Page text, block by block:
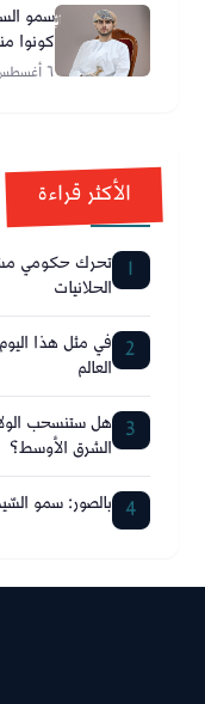
سمو
كونوا
٦ أغسطس ٢٠٢٦
الأكثر قراءة
1 تحرك حكومي
الحلانيات
2
العالم
3 هل ستنسحب
الشرق الأوسط؟
4 بالصور: سمو